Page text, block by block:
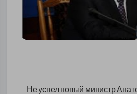
Не успел новый министр